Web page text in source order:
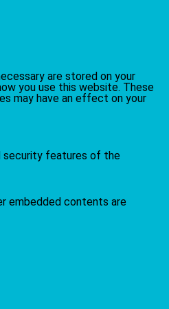
are stored on your
you use this website. These
may have an effect on your
security features of the
embedded contents are